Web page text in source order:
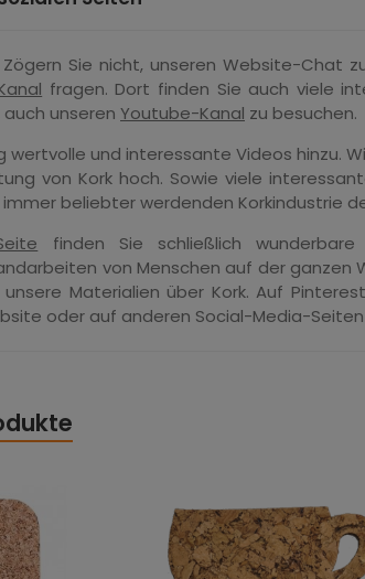
Sie nicht, unseren Website-Chat
fragen. Dort finden Sie auch viele
auch unseren Youtube-Kanal zu besuchen.
wertvolle und interessante Videos hinzu.
von Kork hoch. Sowie viele
beliebter werdenden Korkindustrie
finden Sie schließlich
von Menschen auf der ganzen
Materialien über Kork. Auf
oder auf anderen Social-Media-